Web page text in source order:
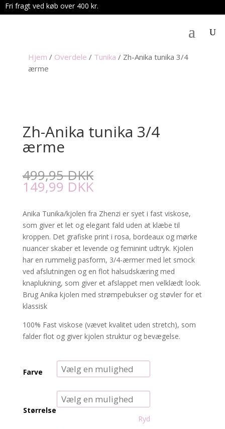
Fri fragt ved køb over 400 kr.
Hjem / Overdele / Tunika / Zh-Anika tunika 3/4
ærme
Zh-Anika tunika 3/4
ærme
499,95DKK
149,99 DKK
Anika Tunika/kjolen fra Zhenzi er syet i fast viskose,
som giver et let og elegant fald uden at klæbe til
kroppen. Det grafiske print i rosa, bordeaux og mørke
nuancer skaber et levende og feminint udtryk. Kjolen
har en rummelig pasform, 3/4-ærmer med let smock
ved afslutningen og en flot halsudskæring med
knaplukning, som giver et afslappet men velklædt look.
Brug Anika kjolen med strømpebukser og støvler for et
klassisk
100% Fast viskose (vævet kvalitet uden stretch), som
falder flot og giver kjolen struktur og bevægelse.
Farve
Størrelse
Ryd